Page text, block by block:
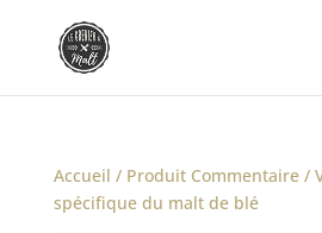
Accueil / Produit Commentaire /
spécifique du malt de blé